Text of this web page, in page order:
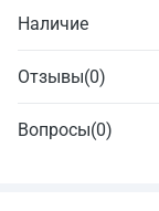
Наличие
Отзывы(0)
Вопросы(0)